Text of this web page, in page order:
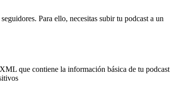
Para ello, necesitas subir tu podcast a un
que contiene la información básica de tu podcast